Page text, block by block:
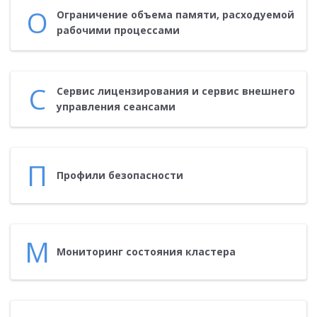
О
Ог­ра­ниче­ние объ­ема па­мяти, рас­хо­ду­емой
ра­бочи­ми про­цес­са­ми
С
Сер­вис ли­цен­зи­рова­ния и сер­вис внеш­не­го
уп­равле­ния се­ан­са­ми
П Про­фили бе­зопас­ности
М Мо­нито­ринг сос­то­яния клас­те­ра